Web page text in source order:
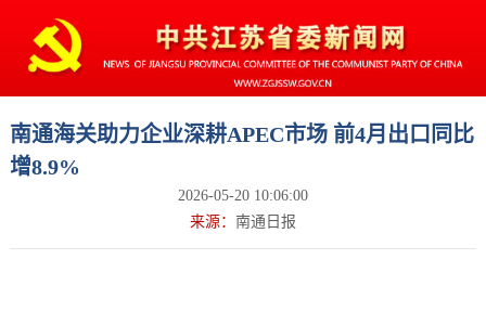
南通海关助力企业深耕APEC市场​ 前4月出口同比
增8.9%
2026-05-20 10:06:00
来源： 南通日报